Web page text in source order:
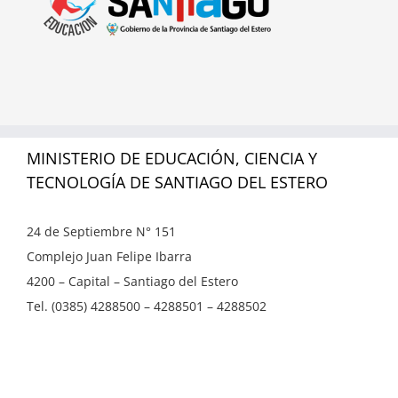
MINISTERIO DE EDUCACIÓN, CIENCIA Y
TECNOLOGÍA DE SANTIAGO DEL ESTERO
24 de Septiembre N° 151
Complejo Juan Felipe Ibarra
4200 – Capital – Santiago del Estero
Tel. (0385) 4288500 – 4288501 – 4288502